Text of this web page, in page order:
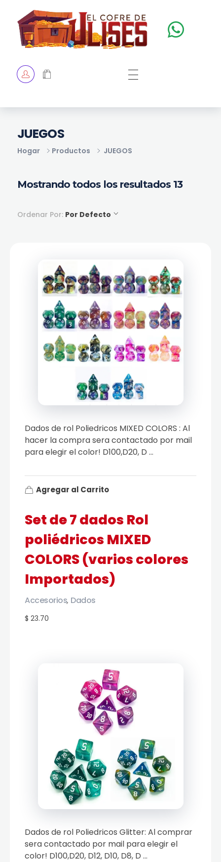
TIENDA
Hogar Productos JUEGOS
JUEGOS
Mostrando todos los resultados 13
Ordenar Por: Por Defecto
Set de 7 dados Rol
poliédricos MIXED
COLORS (varios colores
Importados)
$ 23.70
Accesorios, Dados
Dados de rol Poliedricos MIXED COLORS : Al
hacer la compra sera contactado por mail
para elegir el color! D100,D20, D ...
Agregar al Carrito
Dados de rol Poliedricos Glitter: Al comprar
sera contactado por mail para elegir el
color! D100,D20, D12, D10, D8, D ...